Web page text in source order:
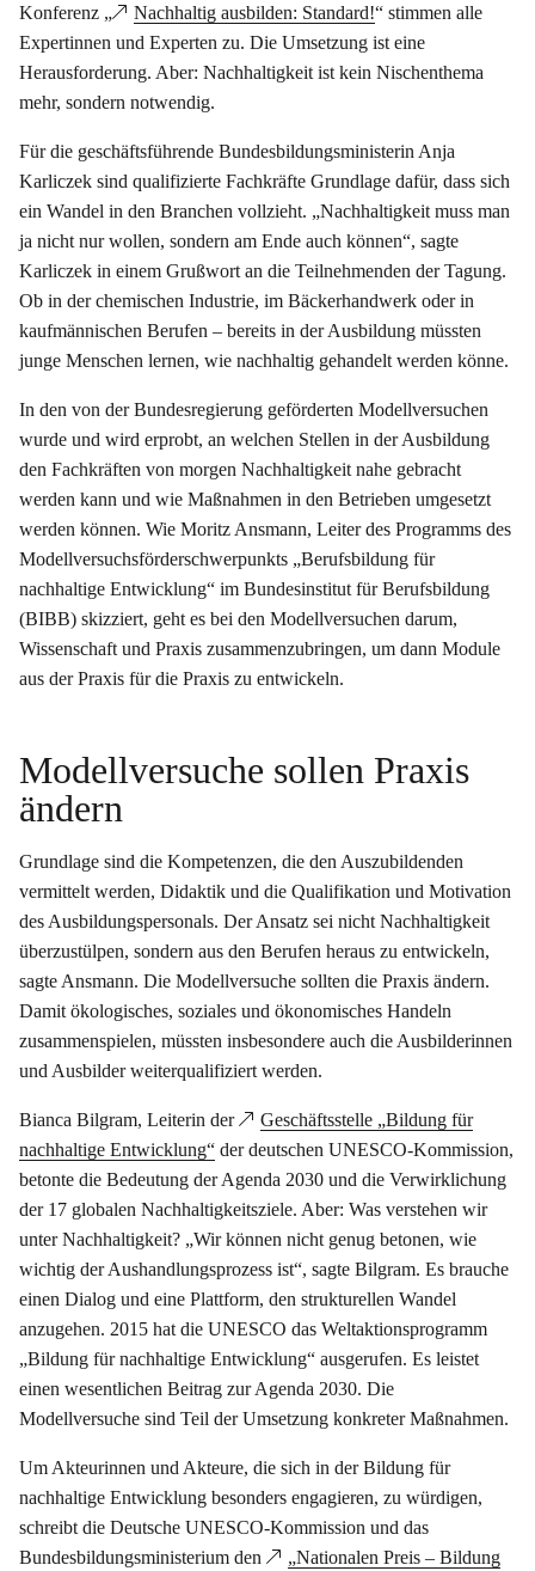
Konferenz „
Nachhaltig ausbilden: Standard!“ stimmen alle
Expertinnen und Experten zu. Die Umsetzung ist eine
Herausforderung. Aber: Nachhaltigkeit ist kein Nischenthema
mehr, sondern notwendig.
Für die geschäftsführende Bundesbildungsministerin Anja
Karliczek sind qualifizierte Fachkräfte Grundlage dafür, dass sich
ein Wandel in den Branchen vollzieht. „Nachhaltigkeit muss man
ja nicht nur wollen, sondern am Ende auch können“, sagte
Karliczek in einem Grußwort an die Teilnehmenden der Tagung.
Ob in der chemischen Industrie, im Bäckerhandwerk oder in
kaufmännischen Berufen – bereits in der Ausbildung müssten
junge Menschen lernen, wie nachhaltig gehandelt werden könne.
In den von der Bundesregierung geförderten Modellversuchen
wurde und wird erprobt, an welchen Stellen in der Ausbildung
den Fachkräften von morgen Nachhaltigkeit nahe gebracht
werden kann und wie Maßnahmen in den Betrieben umgesetzt
werden können. Wie Moritz Ansmann, Leiter des Programms des
Modellversuchsförderschwerpunkts „Berufsbildung für
nachhaltige Entwicklung“ im Bundesinstitut für Berufsbildung
(BIBB) skizziert, geht es bei den Modellversuchen darum,
Wissenschaft und Praxis zusammenzubringen, um dann Module
aus der Praxis für die Praxis zu entwickeln.
Modellversuche sollen Praxis
ändern
Grundlage sind die Kompetenzen, die den Auszubildenden
vermittelt werden, Didaktik und die Qualifikation und Motivation
des Ausbildungspersonals. Der Ansatz sei nicht Nachhaltigkeit
überzustülpen, sondern aus den Berufen heraus zu entwickeln,
sagte Ansmann. Die Modellversuche sollten die Praxis ändern.
Damit ökologisches, soziales und ökonomisches Handeln
zusammenspielen, müssten insbesondere auch die Ausbilderinnen
und Ausbilder weiterqualifiziert werden.
Bianca Bilgram, Leiterin der
Geschäftsstelle „Bildung für
nachhaltige Entwicklung“ der deutschen UNESCO-Kommission,
betonte die Bedeutung der Agenda 2030 und die Verwirklichung
der 17 globalen Nachhaltigkeitsziele. Aber: Was verstehen wir
unter Nachhaltigkeit? „Wir können nicht genug betonen, wie
wichtig der Aushandlungsprozess ist“, sagte Bilgram. Es brauche
einen Dialog und eine Plattform, den strukturellen Wandel
anzugehen. 2015 hat die UNESCO das Weltaktionsprogramm
„Bildung für nachhaltige Entwicklung“ ausgerufen. Es leistet
einen wesentlichen Beitrag zur Agenda 2030. Die
Modellversuche sind Teil der Umsetzung konkreter Maßnahmen.
Um Akteurinnen und Akteure, die sich in der Bildung für
nachhaltige Entwicklung besonders engagieren, zu würdigen,
schreibt die Deutsche UNESCO-Kommission und das
Bundesbildungsministerium den
„Nationalen Preis – Bildung